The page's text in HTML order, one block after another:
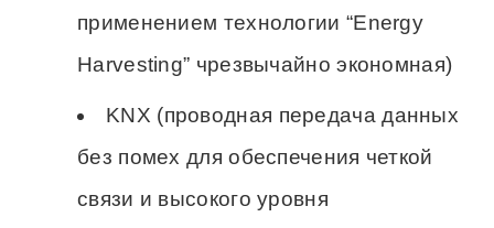
применением технологии “Energy
Harvesting” чрезвычайно экономная)
KNX (проводная передача данных
без помех для обеспечения четкой
связи и высокого уровня